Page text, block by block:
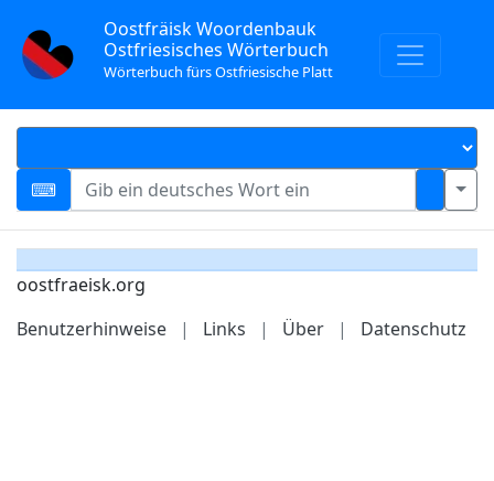
Oostfräisk Woordenbauk
Ostfriesisches Wörterbuch
Wörterbuch fürs Ostfriesische Platt
oostfraeisk.org
Benutzerhinweise
| Links | Über | Datenschutz